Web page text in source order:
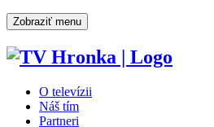
Zobraziť menu
O televízii
Náš tím
Partneri